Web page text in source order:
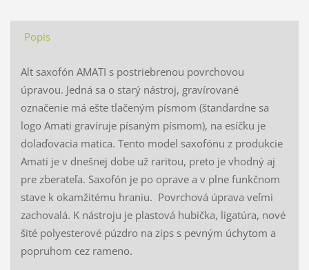
Popis
Alt saxofón AMATI s postriebrenou povrchovou
úpravou. Jedná sa o starý nástroj, gravírované
označenie má ešte tlačeným písmom (štandardne sa
logo Amati gravíruje písaným písmom), na esíčku je
dolaďovacia matica. Tento model saxofónu z produkcie
Amati je v dnešnej dobe už raritou, preto je vhodný aj
pre zberateľa. Saxofón je po oprave a v plne funkčnom
stave k okamžitému hraniu. Povrchová úprava veľmi
zachovalá. K nástroju je plastová hubička, ligatúra, nové
šité polyesterové púzdro na zips s pevným úchytom a
popruhom cez rameno.